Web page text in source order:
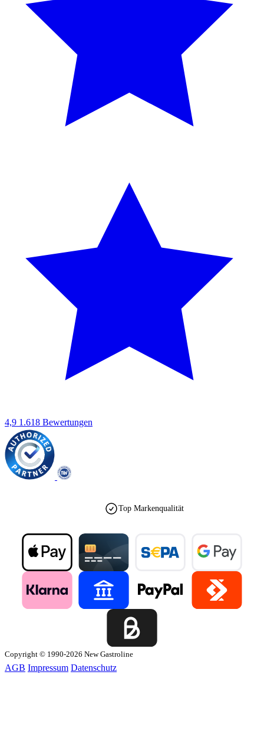
4,9 1.618 Bewertungen
Top Markenqualität
Copyright © 1990-2026 New Gastroline
AGB Impressum Datenschutz